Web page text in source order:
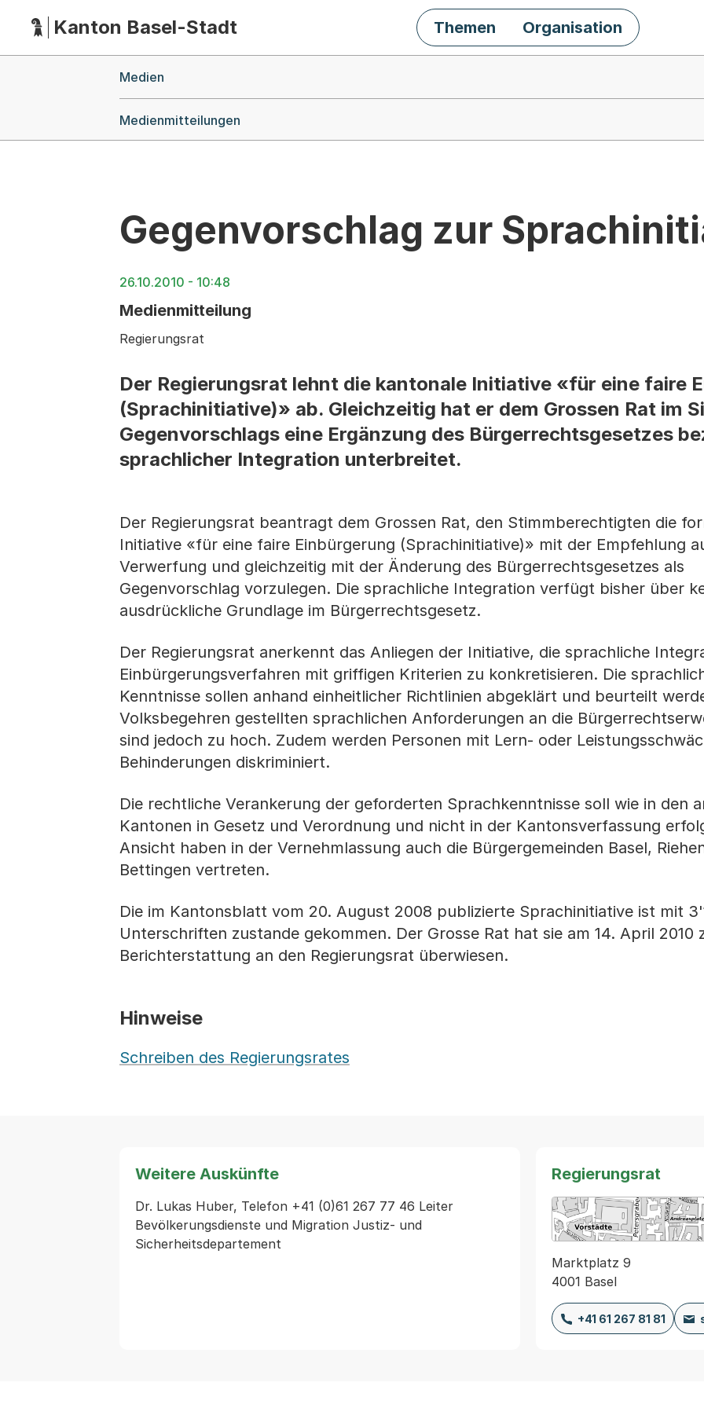
HauptnavigationKanton Basel-Stadt Themen Organisation
Medien
Medienmitteilungen
Gegenvorschlag zur
26.10.2010 - 10:48
Medienmitteilung
Regierungsrat
Der Regierungsrat lehnt die kantonale Initiative «für eine faire
(Sprachinitiative)» ab. Gleichzeitig hat er dem Grossen Rat im
Gegenvorschlags eine Ergänzung des Bürgerrechtsgesetzes
sprachlicher Integration unterbreitet.
Der Regierungsrat beantragt dem Grossen Rat, den Stimmberechtigten die
Initiative «für eine faire Einbürgerung (Sprachinitiative)» mit der Empfehlung
Verwerfung und gleichzeitig mit der Änderung des Bürgerrechtsgesetzes als
Gegenvorschlag vorzulegen. Die sprachliche Integration verfügt bisher über
ausdrückliche Grundlage im Bürgerrechtsgesetz.
Der Regierungsrat anerkennt das Anliegen der Initiative, die sprachliche
Einbürgerungsverfahren mit griffigen Kriterien zu konkretisieren. Die
Kenntnisse sollen anhand einheitlicher Richtlinien abgeklärt und beurteilt
Volksbegehren gestellten sprachlichen Anforderungen an die
sind jedoch zu hoch. Zudem werden Personen mit Lern- oder
Behinderungen diskriminiert.
Die rechtliche Verankerung der geforderten Sprachkenntnisse soll wie in den
Kantonen in Gesetz und Verordnung und nicht in der Kantonsverfassung
Ansicht haben in der Vernehmlassung auch die Bürgergemeinden Basel,
Bettingen vertreten.
Die im Kantonsblatt vom 20. August 2008 publizierte Sprachinitiative ist mit
Unterschriften zustande gekommen. Der Grosse Rat hat sie am 14. April 2010
Berichterstattung an den Regierungsrat überwiesen.
Hinweise
Schreiben des Regierungsrates
Weitere Auskünfte
Dr. Lukas Huber, Telefon +41 (0)61 267 77 46 Leiter
Bevölkerungsdienste und Migration Justiz- und
Sicherheitsdepartement
Regierungsrat
Marktplatz 9
4001 Basel
+41 61 267 81 81